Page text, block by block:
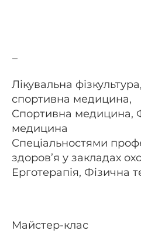
–
Лікувальна
спортивна медицина,
Спортивна медицина,
медицина
Спеціальностями
здоров’я у закладах
Ерготерапія, Фізична
Майстер-клас